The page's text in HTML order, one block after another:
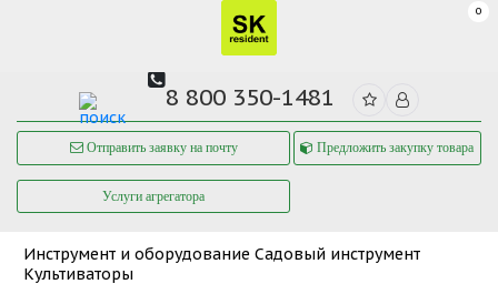
0
8 800 350-1481
Отправить заявку на почту Предложить закупку товара
Услуги агрегатора
Инструмент и оборудование Садовый инструмент
Культиваторы